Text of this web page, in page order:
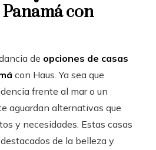
con
de opciones de casas
con Haus. Ya sea que
frente al mar o un
aguardan alternativas que
y necesidades. Estas casas
de la belleza y